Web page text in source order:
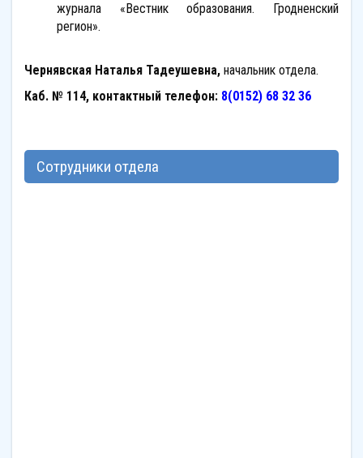
журнала «Вестник образования. Гродненский
регион».
Чернявская Наталья Тадеушевна, начальник отдела.
Каб. № 114, контактный телефон: 8(0152) 68 32 36
Сотрудники отдела